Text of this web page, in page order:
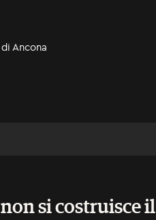
Ancona
non si costruisce il